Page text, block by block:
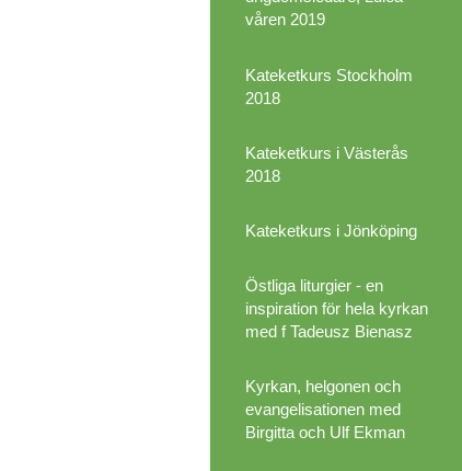
våren 2019
Kateketkurs Stockholm
2018
Kateketkurs i Västerås
2018
Kateketkurs i Jönköping
Östliga liturgier - en
inspiration för hela kyrkan
med f Tadeusz Bienasz
Kyrkan, helgonen och
evangelisationen med
Birgitta och Ulf Ekman